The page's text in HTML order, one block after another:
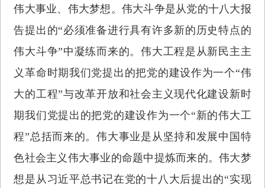
伟大事业、伟大梦想。伟大斗争是从党的十八大报
告提出的“必须准备进行具有许多新的历史特点的
伟大斗争”中凝练而来的。伟大工程是从新民主主
义革命时期我们党提出的把党的建设作为一个“伟
大的工程”与改革开放和社会主义现代化建设新时
期我们党提出的把党的建设作为一个“新的伟大工
程”总括而来的。伟大事业是从坚持和发展中国特
色社会主义伟大事业的命题中提炼而来的。伟大梦
想是从习近平总书记在党的十八大后提出的“实现